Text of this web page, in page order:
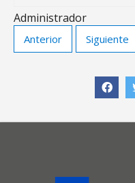
Administrador
Anterior Siguiente